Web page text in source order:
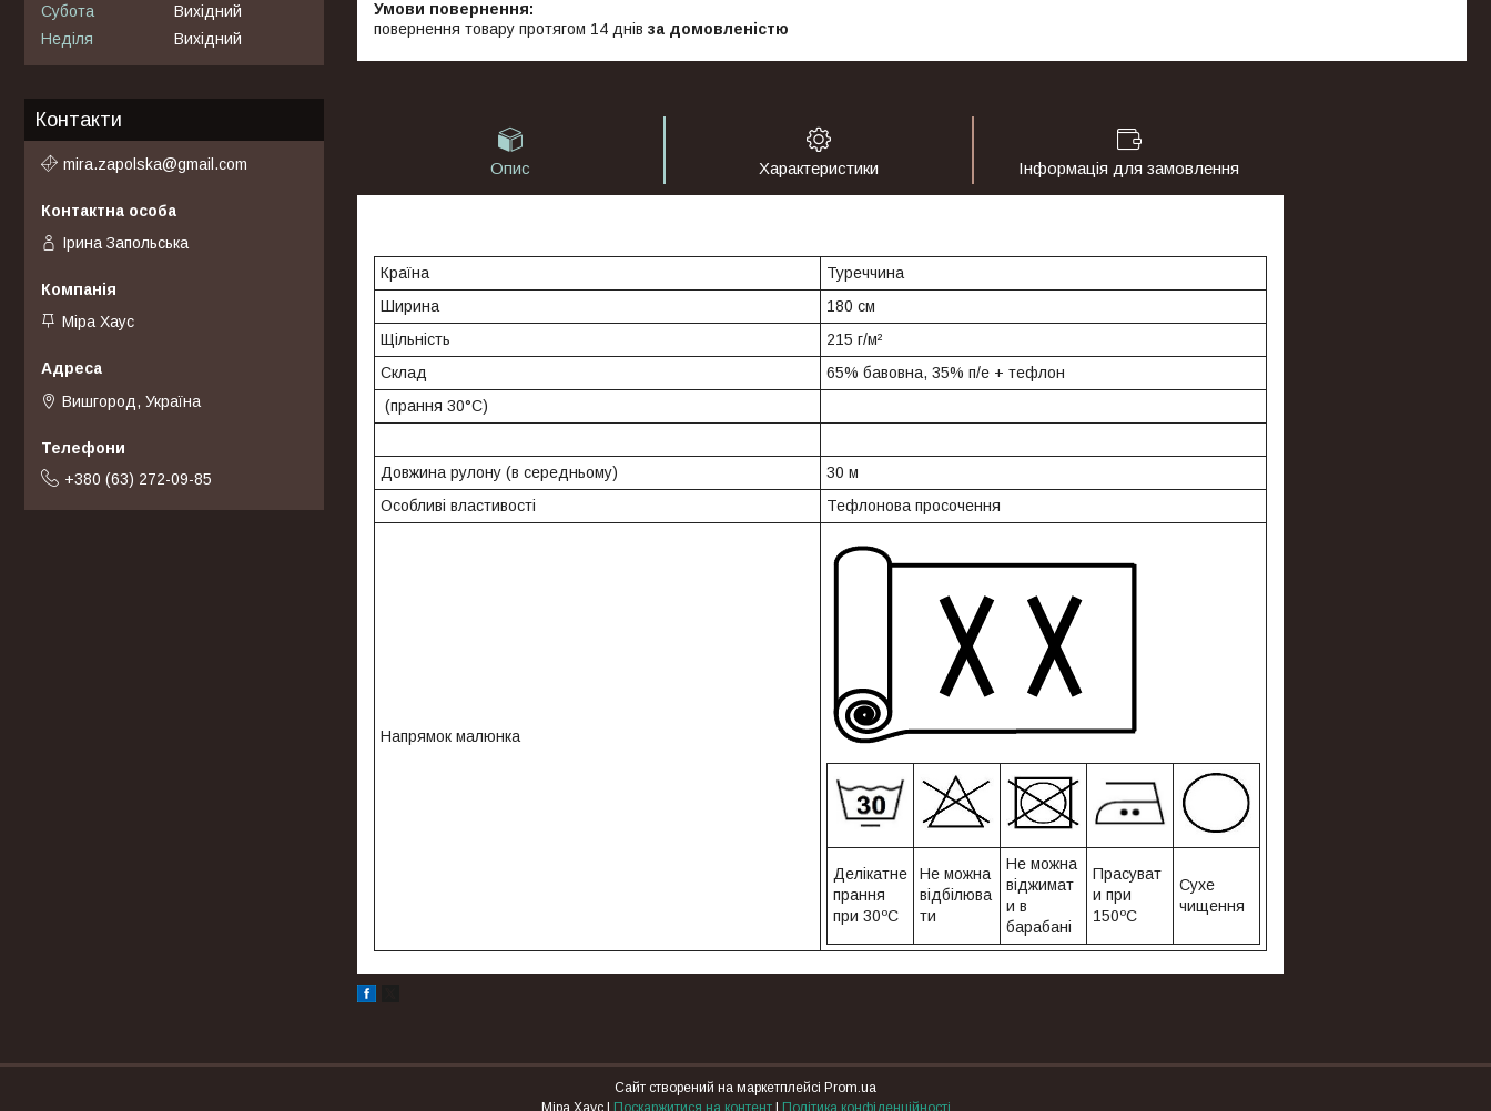
повернення товару протягом 14 днів за домовленістю
Опис Характеристики Інформація для замовлення
Країна
Туреччина
Ширина
180 см
Щільність
215 г/м²
Склад
65% бавовна, 35% п/е + тефлон
(прання 30°C)
Довжина рулону (в середньому)
30 м
Особливі властивості
Тефлонова просочення
Напрямок малюнка
Делікатне
прання
при 30ºС
Не можна
відбілюва
ти
Не можна
віджимат
и в
барабані
Прасуват
и при
150ºС
Сухе
чищення
Субота
Вихідний
Неділя
Вихідний
Контакти
mira.zapolska@gmail.com
Ірина Запольська
Міра Хаус
Вишгород, Україна
+380 (63) 272-09-85
Сайт створений на маркетплейсі Prom.ua
Міра Хаус | Поскаржитися на контент | Політика конфіденційності